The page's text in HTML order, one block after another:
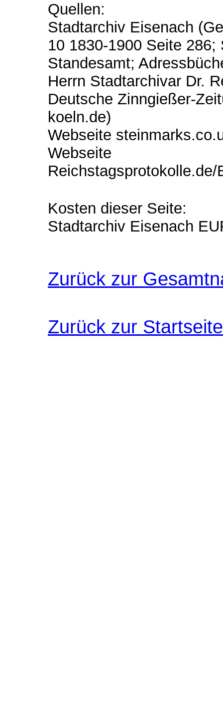
Quellen:
Stadtarchiv Eisenach
10 1830-1900 Seite
Standesamt;
Herrn Stadtarchivar Dr.
Deutsche Zinngießer-
koeln.de)
Webseite
Webseite
Kosten dieser Seite:
Stadtarchiv Eisenach
Zurück zur
Zurück zur Startseite